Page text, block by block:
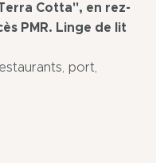
Cotta", en rez-
PMR. Linge de lit
port,